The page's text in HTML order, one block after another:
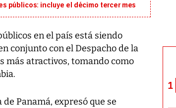
públicos: incluye el décimo tercer mes
en el país está siendo
conjunto con el Despacho de la
más atractivos, tomando como
Panamá, expresó que se
1